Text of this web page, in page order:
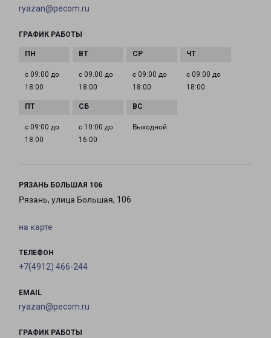
ryazan@pecom.ru
ГРАФИК РАБОТЫ
с 09:00 до
18:00
с 09:00 до
18:00
с 09:00 до
18:00
с 09:00 до
18:00
с 09:00 до
18:00
с 10:00 до
16:00
Выходной
РЯЗАНЬ БОЛЬШАЯ 106
Рязань, улица Большая, 106
на карте
ТЕЛЕФОН
+7(4912) 466-244
EMAIL
ryazan@pecom.ru
ГРАФИК РАБОТЫ